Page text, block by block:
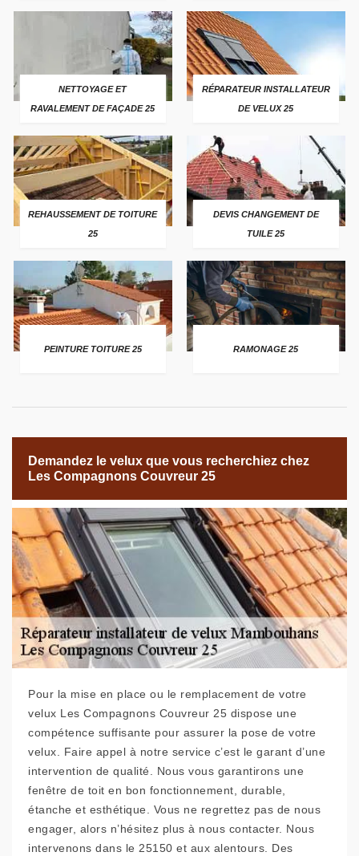
NETTOYAGE ET
RAVALEMENT DE FAÇADE 25
RÉPARATEUR INSTALLATEUR
DE VELUX 25
REHAUSSEMENT DE TOITURE
25
DEVIS CHANGEMENT DE
TUILE 25
PEINTURE TOITURE 25 RAMONAGE 25
Demandez le velux que vous recherchiez chez
Les Compagnons Couvreur 25
Pour la mise en place ou le remplacement de votre
velux Les Compagnons Couvreur 25 dispose une
compétence suffisante pour assurer la pose de votre
velux. Faire appel à notre service c’est le garant d’une
intervention de qualité. Nous vous garantirons une
fenêtre de toit en bon fonctionnement, durable,
étanche et esthétique. Vous ne regrettez pas de nous
engager, alors n’hésitez plus à nous contacter. Nous
intervenons dans le 25150 et aux alentours. Des